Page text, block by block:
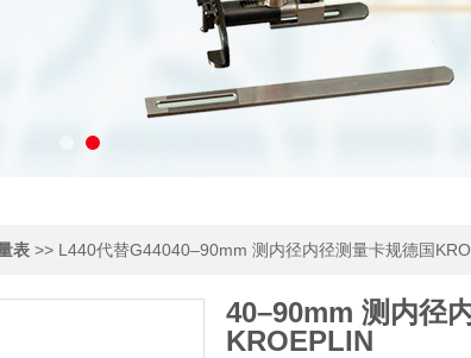
表 >> L440代替G44040–90mm 测内径内径测量卡规德国
40–90mm 测内径
KROEPLIN